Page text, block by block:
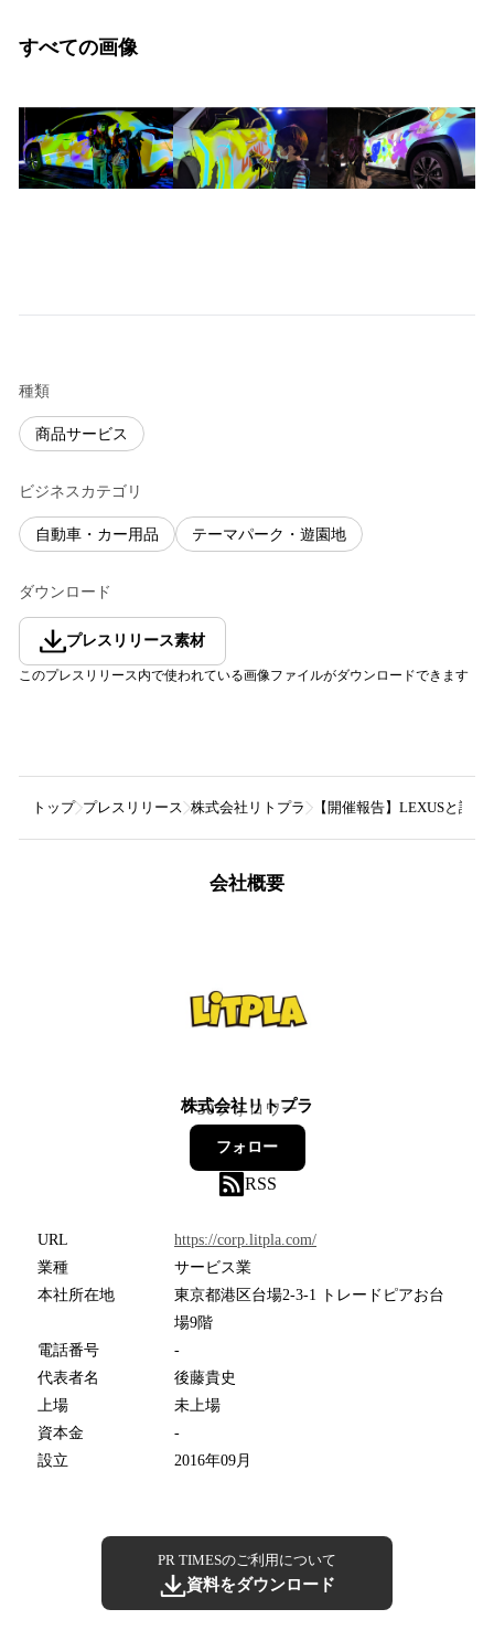
すべての画像
種類
商品サービス
ビジネスカテゴリ
自動車・カー用品 テーマパーク・遊園地
ダウンロード
プレスリリース素材
このプレスリリース内で使われている画像ファイルがダウンロードできます
トップ プレスリリース 株式会社リトプラ 【開催報告】LEXUSと試
会社概要
株式会社リトプラ
30フォロワー
フォロー
RSS
URL
https://corp.litpla.com/
業種
サービス業
本社所在地
東京都港区台場2-3-1 トレードピアお台
場9階
電話番号
-
代表者名
後藤貴史
上場
未上場
資本金
-
設立
2016年09月
PR TIMESのご利用について
資料をダウンロード